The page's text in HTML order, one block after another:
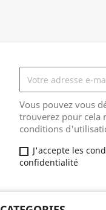
Vous pouvez vous
trouverez pour cela
conditions
J'accepte les
confidentialité